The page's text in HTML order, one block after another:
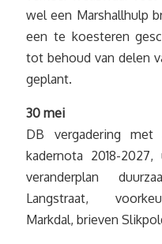
wel een Marshallhulp
een te koesteren
tot behoud van delen
geplant.
30 mei
DB vergadering met
kadernota 2018-
veranderplan
Langstraat,
Markdal, brieven